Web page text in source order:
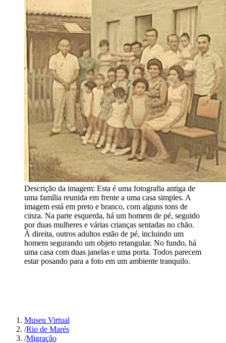
Descrição da imagem: Esta é uma fotografia antiga de
uma família reunida em frente a uma casa simples. A
imagem está em preto e branco, com alguns tons de
cinza. Na parte esquerda, há um homem de pé, seguido
por duas mulheres e várias crianças sentadas no chão.
À direita, outros adultos estão de pé, incluindo um
homem segurando um objeto retangular. No fundo, há
uma casa com duas janelas e uma porta. Todos parecem
estar posando para a foto em um ambiente tranquilo.
Museu Virtual
/Rio de Marés
/Migração